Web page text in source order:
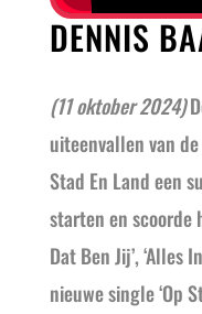
DENNIS
(11 oktober 2024)
uiteenvallen van
Stad En Land een
starten en scoorde
Dat Ben Jij’, ‘Alles
nieuwe single ‘Op